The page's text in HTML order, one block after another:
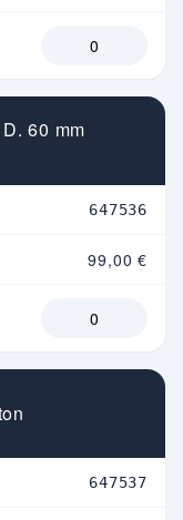
60 mm
647536
99,00 €
647537